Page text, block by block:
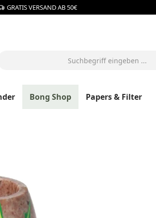
GRATIS VERSAND AB 50€
Bong Shop Papers & Filter